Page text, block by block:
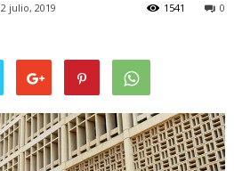
2 julio, 2019 0
1541